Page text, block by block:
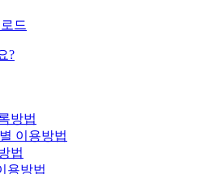
드
?
방법
이용방법
법
용방법